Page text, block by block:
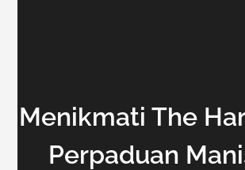
Menikmati The
Perpaduan